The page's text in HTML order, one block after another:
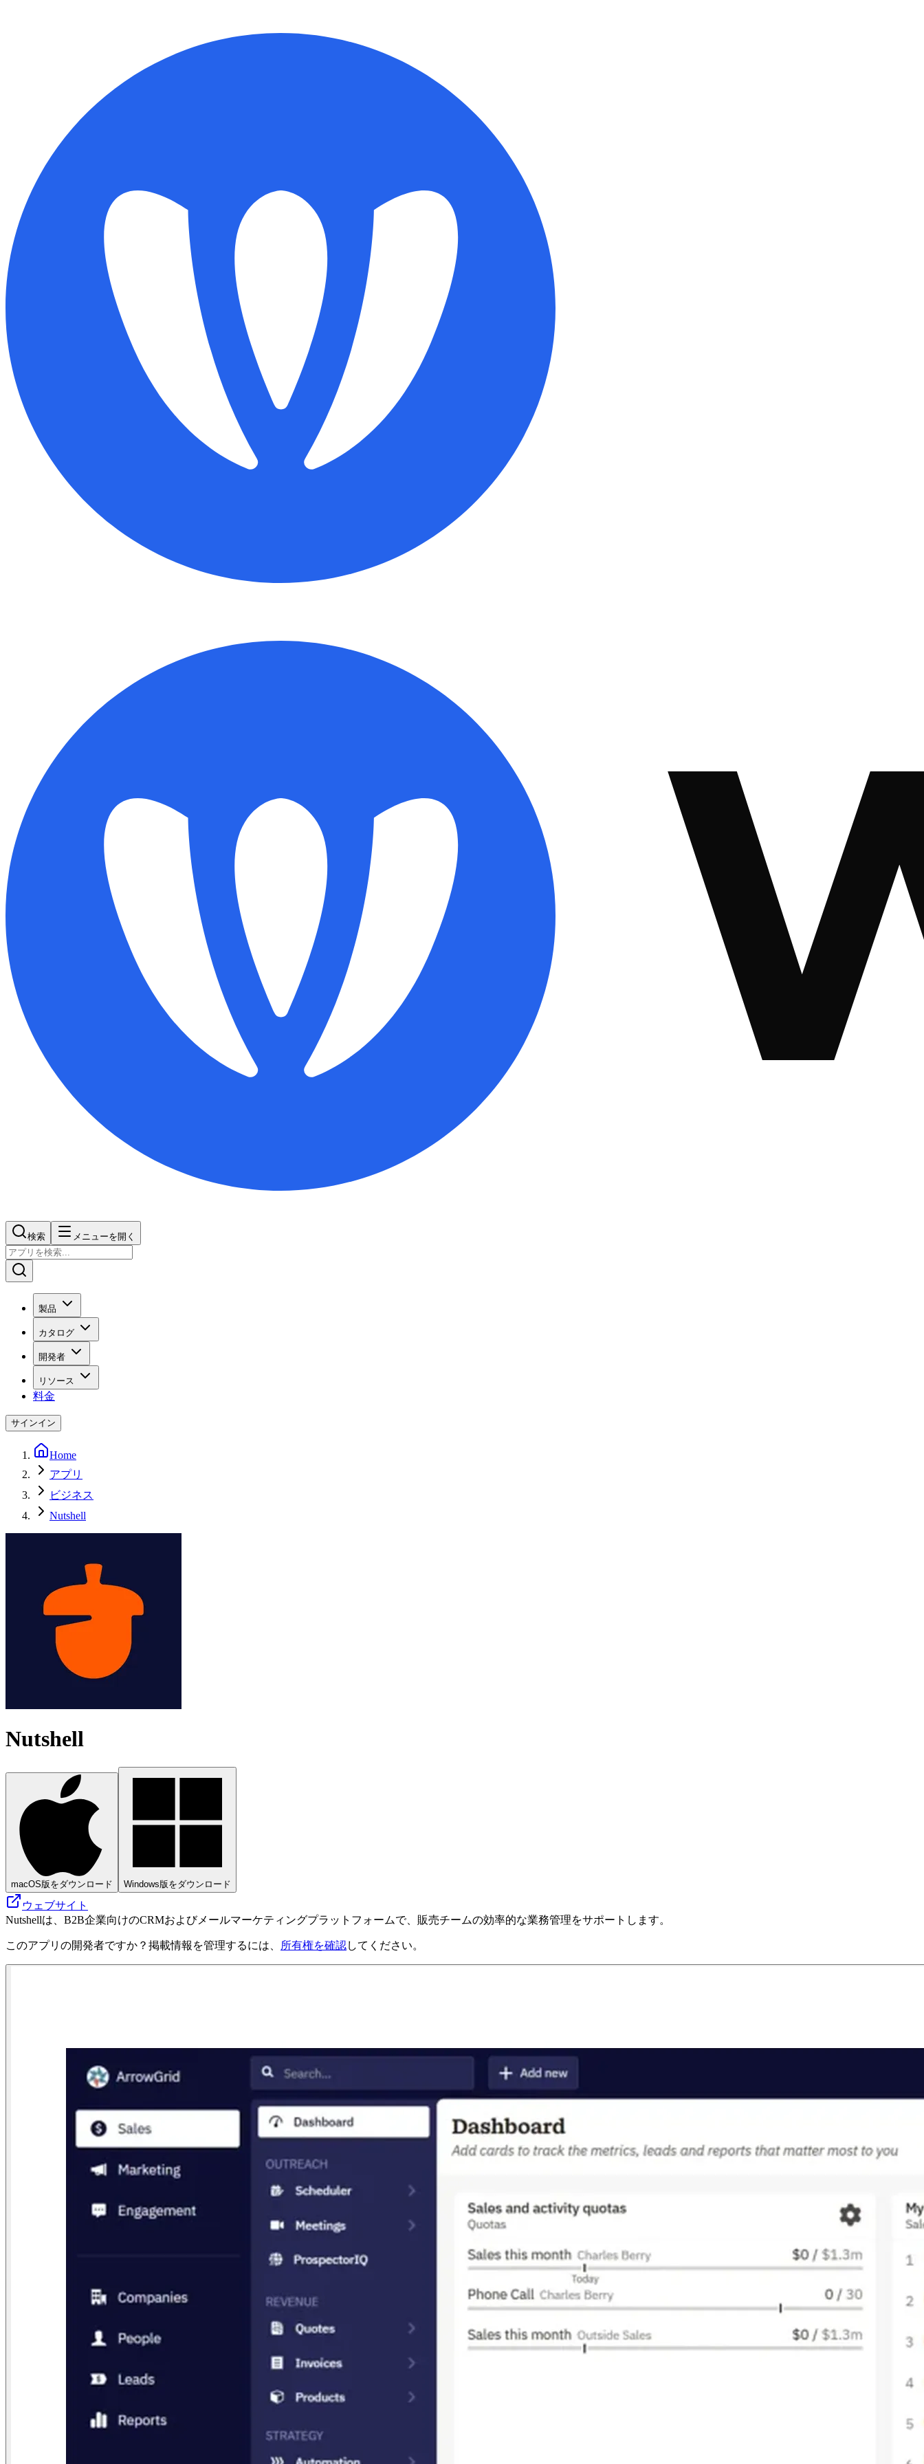
検索 メニューを開く
製品
カタログ
開発者
リソース
料金
サインイン
Home
アプリ
ビジネス
Nutshell
Nutshell
macOS版をダウンロード Windows版をダウンロード
ウェブサイト
Nutshellは、B2B企業向けのCRMおよびメールマーケティングプラットフォームで、販売チームの効率的な業務管理をサポートします。
このアプリの開発者ですか？掲載情報を管理するには、 所有権を確認してください。